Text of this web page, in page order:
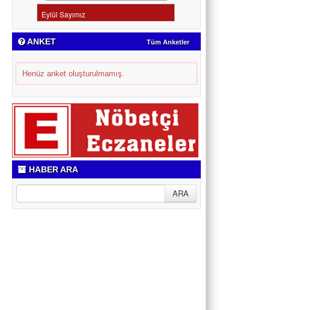
ANKET Tüm Anketler
Henüz anket oluşturulmamış.
HABER ARA